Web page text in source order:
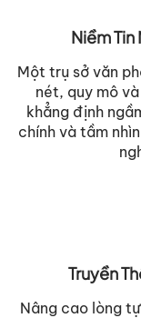
Niềm Tin
Một trụ sở văn
nét, quy mô
khẳng định
chính và tầm
Truyền
Nâng cao lòng